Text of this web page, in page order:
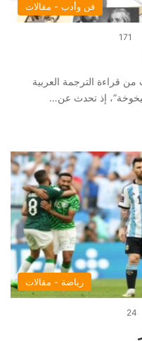
فن وأدب - مقالات
171
قراءة الترجمة العربية
إذ تحدث عن…
رياضة - مقالات
24